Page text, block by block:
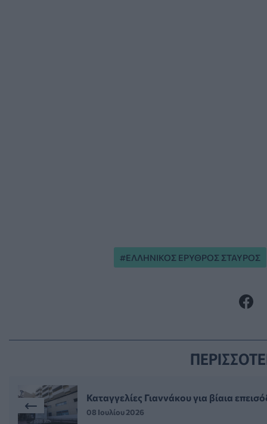
ΕΛΛΗΝΙΚΟΣ ΕΡΥΘΡΟΣ ΣΤΑΥΡΟΣ
Καταγγελίες Γιαννάκου για βίαια
08 Ιουλίου 2026